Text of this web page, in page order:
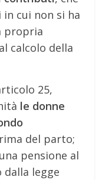
cui non si ha
propria
calcolo della
25,
le donne
del parto;
pensione al
dalla legge